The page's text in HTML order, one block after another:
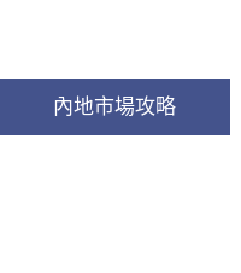
內地市場攻略